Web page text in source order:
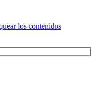
los contenidos